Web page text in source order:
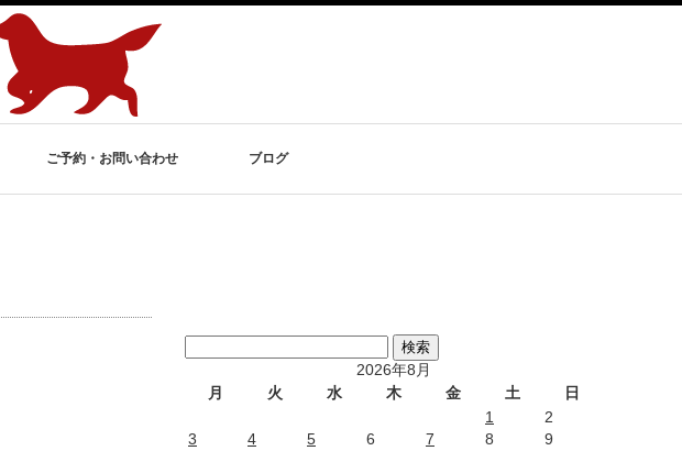
ご予約・お問い合わせ ブログ
2026年8月
月
火 水 木 金 土
日
1
2
3
4 5 6 7 8
9